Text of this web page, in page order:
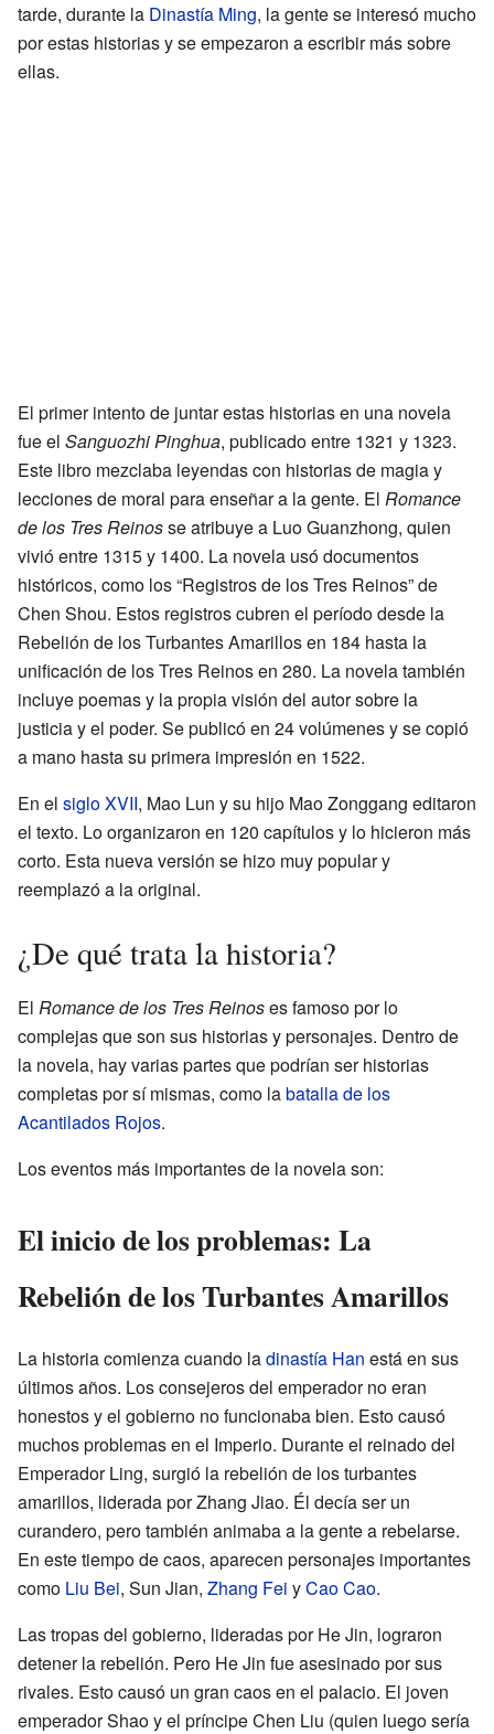
tarde, durante la Dinastía Ming, la gente se interesó mucho
por estas historias y se empezaron a escribir más sobre
ellas.
El primer intento de juntar estas historias en una novela
fue el Sanguozhi Pinghua, publicado entre 1321 y 1323.
Este libro mezclaba leyendas con historias de magia y
lecciones de moral para enseñar a la gente. El Romance
de los Tres Reinosse atribuye a Luo Guanzhong, quien
vivió entre 1315 y 1400. La novela usó documentos
históricos, como los “Registros de los Tres Reinos” de
Chen Shou. Estos registros cubren el período desde la
Rebelión de los Turbantes Amarillos en 184 hasta la
unificación de los Tres Reinos en 280. La novela también
incluye poemas y la propia visión del autor sobre la
justicia y el poder. Se publicó en 24 volúmenes y se copió
a mano hasta su primera impresión en 1522.
En el siglo XVII, Mao Lun y su hijo Mao Zonggang editaron
el texto. Lo organizaron en 120 capítulos y lo hicieron más
corto. Esta nueva versión se hizo muy popular y
reemplazó a la original.
¿De qué trata la historia?
El Romance de los Tres Reinoses famoso por lo
complejas que son sus historias y personajes. Dentro de
la novela, hay varias partes que podrían ser historias
completas por sí mismas, como labatalla de los
Acantilados Rojos.
Los eventos más importantes de la novela son:
El inicio de los problemas: La
Rebelión de los Turbantes Amarillos
La historia comienza cuando ladinastía Han está en sus
últimos años. Los consejeros del emperador no eran
honestos y el gobierno no funcionaba bien. Esto causó
muchos problemas en el Imperio. Durante el reinado del
Emperador Ling, surgió la rebelión de los turbantes
amarillos, liderada por Zhang Jiao. Él decía ser un
curandero, pero también animaba a la gente a rebelarse.
En este tiempo de caos, aparecen personajes importantes
como Liu Bei, Sun Jian, Zhang Fei yCao Cao.
Las tropas del gobierno, lideradas por He Jin, lograron
detener la rebelión. Pero He Jin fue asesinado por sus
rivales. Esto causó un gran caos en el palacio. El joven
emperador Shao y el príncipe Chen Liu (quien luego sería